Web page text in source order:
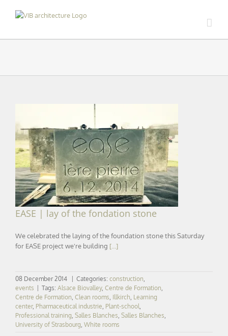
EASE | lay of the fondation stone
EASE | lay of the fondation stone
We celebrated the laying of the foundation stone this Saturday
for EASE project we're building [...]
08 December 2014 Categories: construction
events
Tags: Alsace Biovalley, Centre de Formation
Centre de Formation Clean rooms Illkirch Learning
center, Pharmaceutical industrie Plant-school
Professional training Salles Blanches Salles Blanches
University of Strasbourg White rooms